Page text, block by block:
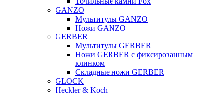
GANZO
Мультитулы GANZO
Ножи GANZO
GERBER
Мультитулы GERBER
Ножи GERBER с фиксированным
клинком
Складные ножи GERBER
GLOCK
Heckler & Koch